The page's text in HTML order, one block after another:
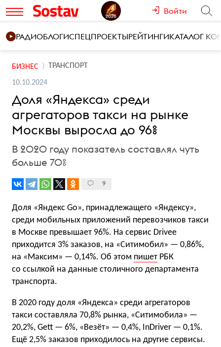
Войти
РАДИОБЛОГИСПЕЦПРОЕКТЫРЕЙТИНГИКАТАЛОГ
БИЗНЕС ТРАНСПОРТ
10.10.2024
Доля «Яндекса» среди
агрегаторов такси на рынке
Москвы выросла до 96%
В 2020 году показатель составлял чуть
больше 70%
9
Доля «Яндекс Go», принадлежащего «Яндексу»,
среди мобильных приложений перевозчиков такси
в Москве превышает 96%. На сервис Drivee
приходится 3% заказов, на «Ситимобил» — 0,86%,
на «Максим» — 0,14%. Об этом пишет РБК
со ссылкой на данные столичного департамента
транспорта.
В 2020 году доля «Яндекса» среди агрегаторов
такси составляла 70,8% рынка, «Ситимобила» —
20,2%, Gett — 6%, «Везёт» — 0,4%, InDriver — 0,1%.
Ещё 2,5% заказов приходилось на другие сервисы.